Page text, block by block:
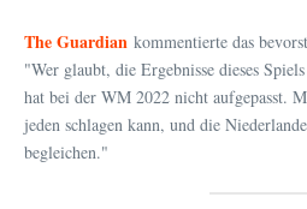
The Guardian kommentierte das
"Wer glaubt, die Ergebnisse dieses
hat bei der WM 2022 nicht aufgepasst.
jeden schlagen kann, und die
begleichen."